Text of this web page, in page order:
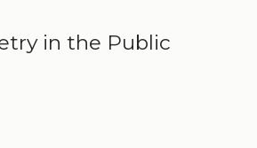
in the Public